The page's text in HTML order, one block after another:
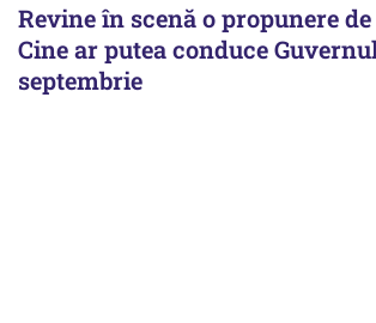
Revine în scenă o propunere
Cine ar putea conduce
septembrie